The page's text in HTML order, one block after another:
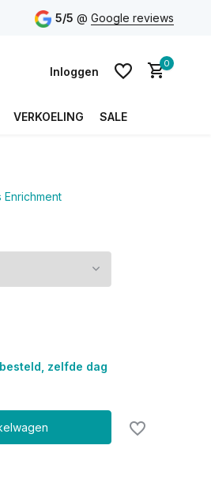
5/5 @ Google reviews
Inloggen
0
VERKOELING SALE
Enrichment
zelfde dag